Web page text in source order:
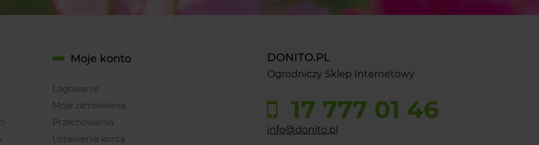
DONITO.PL
Ogrodniczy Sklep Internetowy
17 777 01 46
info@donito.pl
Moje konto
Logowanie
Moje zamówienia
Przechowalnia
Ustawienia konta